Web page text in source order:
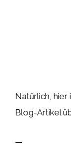
Natürlich, hier
Blog-Artikel
—